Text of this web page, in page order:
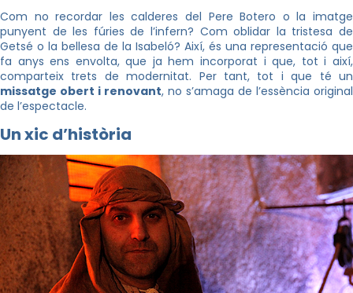
Com no recordar les calderes del Pere Botero o la imatge
punyent de les fúries de l’infern? Com oblidar la tristesa de
Getsé o la bellesa de la Isabeló? Així, és una representació que
fa anys ens envolta, que ja hem incorporat i que, tot i així,
comparteix trets de modernitat. Per tant, tot i que té un
missatge obert i renovant, no s’amaga de l’essència original
de l’espectacle.
Un xic d’història